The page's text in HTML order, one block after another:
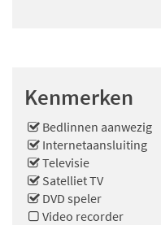
Kenmerken
Bedlinnen aanwezig
Internetaansluiting
Televisie
Satelliet TV
DVD speler
Video recorder